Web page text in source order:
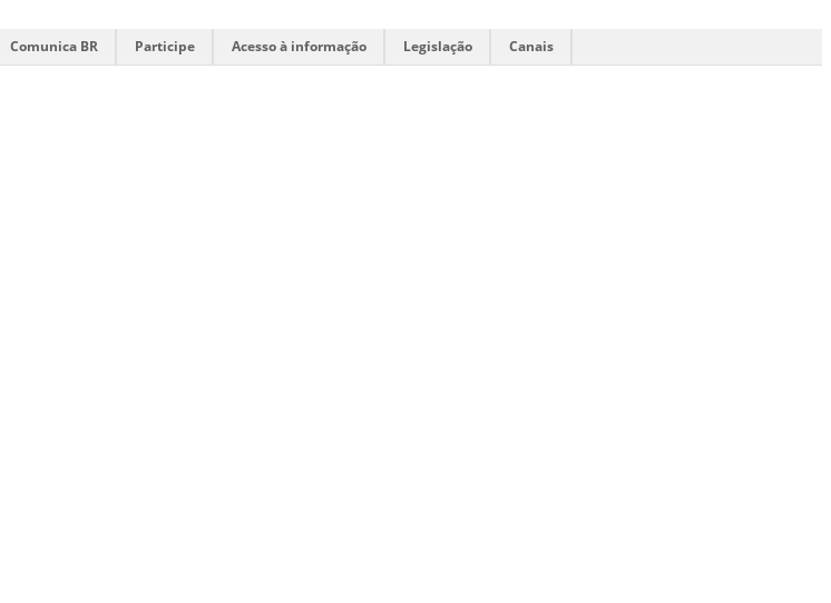
Comunica BR Participe Acesso à informação Legislação Canais